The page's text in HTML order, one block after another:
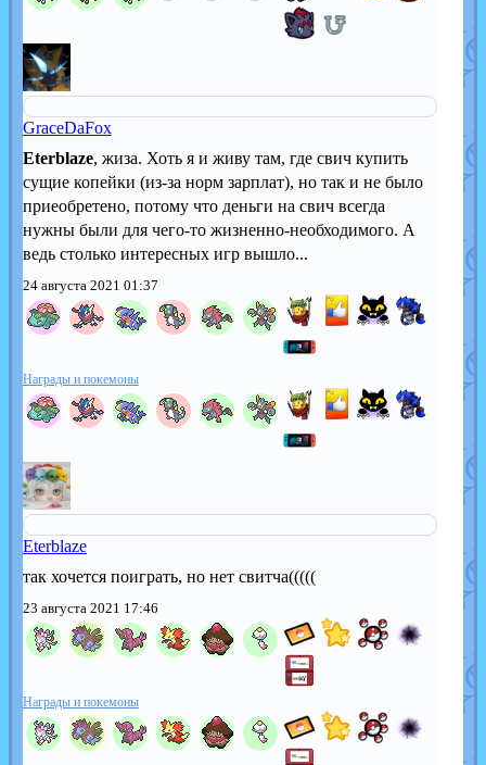
GraceDaFox
Eterblaze, жиза. Хоть я и живу там, где свич купить
сущие копейки (из-за норм зарплат), но так и не было
приеобретено, потому что деньги на свич всегда
нужны были для чего-то жизненно-необходимого. А
ведь столько интересных игр вышло...
24 августа 2021 01:37
Награды и покемоны
Eterblaze
так хочется поиграть, но нет свитча(((((
23 августа 2021 17:46
Награды и покемоны